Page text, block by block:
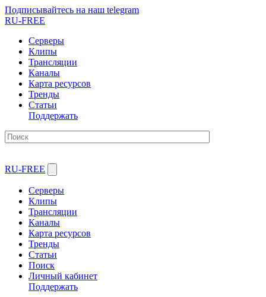
Подписывайтесь на наш telegram
RU-FREE
Серверы
Клипы
Трансляции
Каналы
Карта ресурсов
Тренды
Статьи
Поддержать
RU-FREE
Серверы
Клипы
Трансляции
Каналы
Карта ресурсов
Тренды
Статьи
Поиск
Личный кабинет
Поддержать